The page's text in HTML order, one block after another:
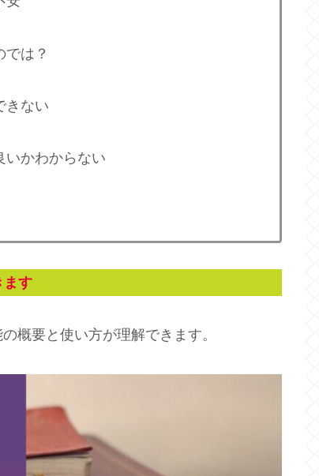
は？
きない
いかわからない
ます
概要と使い方が理解できます。